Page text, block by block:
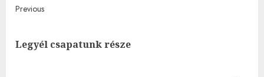
Post
navigation
Previous
Legyél csapatunk része